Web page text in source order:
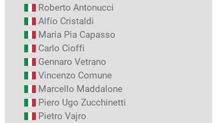
Roberto Antonucci
Alfio Cristaldi
Maria Pia Capasso
Carlo Cioffi
Gennaro Vetrano
Vincenzo Comune
Marcello Maddalone
Piero Ugo Zucchinetti
Pietro Vajro